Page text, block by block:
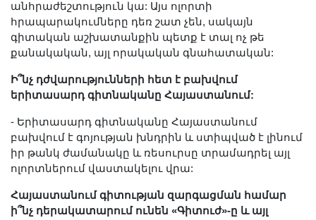
անհրաժեշտություն կա: Այս ոլորտի
հրապարակումները դեռ շատ չեն, սակայն
գիտական աշխատանքին պետք է տալ ոչ թե
քանակական, այլ որակական գնահատական:
Ի՞նչ դժվարությունների հետ է բախվում
երիտասարդ գիտնականը Հայաստանում:
- Երիտասարդ գիտնականը Հայաստանում
բախվում է գոյության խնդրին և ստիպված է լինում
իր թանկ ժամանակը և ռեսուրսը տրամադրել այլ
ոլորտներում վաստակելու վրա:
Հայաստանում գիտության զարգացման համար
ի՞նչ դերակատարում ունեն «Գիտուժ»-ը և այլ